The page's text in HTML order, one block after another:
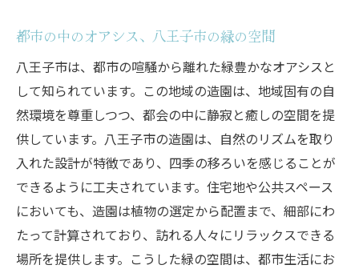
目黒区での造園が叶えるリズミカルな暮らし
庭が育む生活リズムの重要性
自然を感じる暮らしの提案
造園がもたらす生活のゆとり
目黒区の日常に溶け込む造園の魅力
自然のリズムを取り入れたライフスタイル
造園が日常生活に与えるポジティブな影響
八王子市の造園が創り出す心安らぐ四季の風景
四季折々の風景を楽しむ庭のデザイン
都市の中のオアシス、八王子市の緑の空間
八王子市は、都市の喧騒から離れた緑豊かなオアシスと
して知られています。この地域の造園は、地域固有の自
然環境を尊重しつつ、都会の中に静寂と癒しの空間を提
供しています。八王子市の造園は、自然のリズムを取り
入れた設計が特徴であり、四季の移ろいを感じることが
できるように工夫されています。住宅地や公共スペース
においても、造園は植物の選定から配置まで、細部にわ
たって計算されており、訪れる人々にリラックスできる
場所を提供します。こうした緑の空間は、都市生活にお